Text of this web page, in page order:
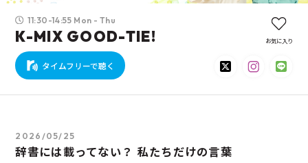
11:30-14:55 Mon - Thu
K-MIX GOOD-TIE!
タイムフリーで聴く
お気に入り
2026/05/25
辞書には載ってない？ 私たちだけの言葉